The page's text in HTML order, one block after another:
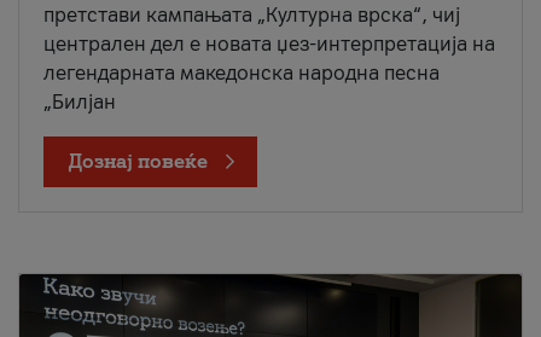
претстави кампањата „Културна врска“, чиј
централен дел е новата џез-интерпретација на
легендарната македонска народна песна
„Билјан
Дознај повеќе